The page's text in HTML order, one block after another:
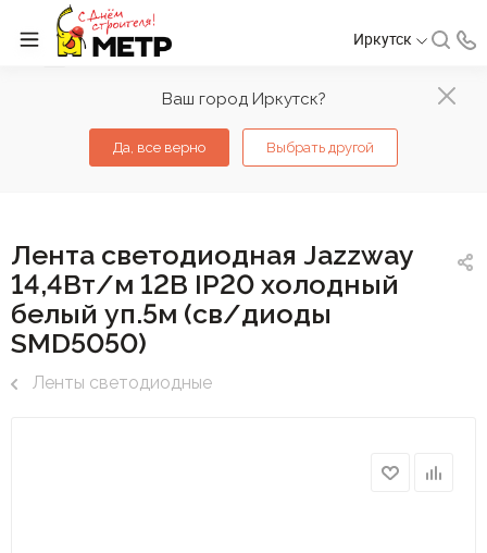
Ваш город Иркутск?
Да, все верно Выбрать другой
Иркутск
Лента светодиодная Jazzway
14,4Вт/м 12В IP20 холодный
белый уп.5м (св/диоды
SMD5050)
Ленты светодиодные